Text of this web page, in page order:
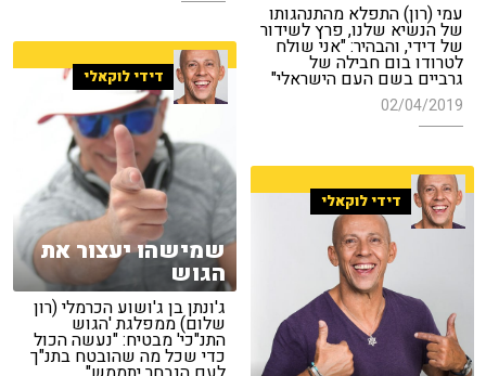
עמי (רון) התפלא מהתנהגותו
של הנשיא שלנו, פרץ לשידור
של דידי, והבהיר: "אני שולח
לטרודו בום חבילה של
גרביים בשם העם הישראלי"
02/04/2019
דידי לוקאלי
שמישהו יעצור את
הגוש
ג'ונתן בן ג'ושוע הכרמלי (רון
שלום) ממפלגת 'הגוש
התנ"כי' מבטיח: "נעשה הכול
כדי שכל מה שהובטח בתנ"ך
דידי לוקאלי